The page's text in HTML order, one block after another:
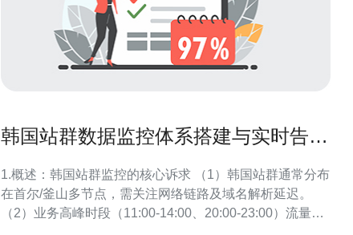
韩国站群数据监控体系搭建与实时告警
1.概述：韩国站群监控的核心诉求 （1）韩国站群通常分布
在首尔/釜山多节点，需关注网络链路及域名解析延迟。
（2）业务高峰时段（11:00-14:00、20:00-23:00）流量与